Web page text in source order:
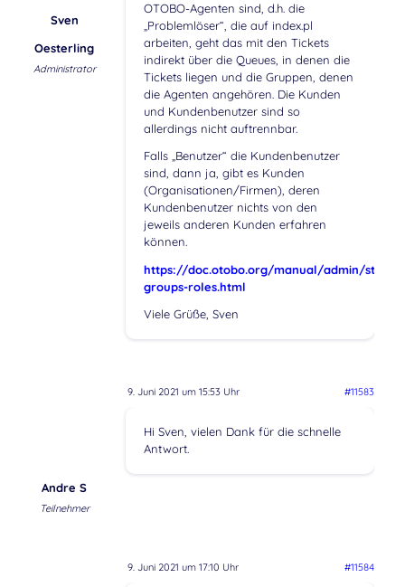
Sven
Oesterling
Administrator
OTOBO-Agenten sind, d.h. die
„Problemlöser“, die auf index.pl
arbeiten, geht das mit den Tickets
indirekt über die Queues, in denen die
Tickets liegen und die Gruppen, denen
die Agenten angehören. Die Kunden
und Kundenbenutzer sind so
allerdings nicht auftrennbar.
Falls „Benutzer“ die Kundenbenutzer
sind, dann ja, gibt es Kunden
(Organisationen/Firmen), deren
Kundenbenutzer nichts von den
jeweils anderen Kunden erfahren
können.
https://doc.otobo.org/manual/admin/
groups-roles.html
Viele Grüße, Sven
9. Juni 2021 um 15:53 Uhr #11583
Andre S
Teilnehmer
Hi Sven, vielen Dank für die schnelle
Antwort.
9. Juni 2021 um 17:10 Uhr #11584